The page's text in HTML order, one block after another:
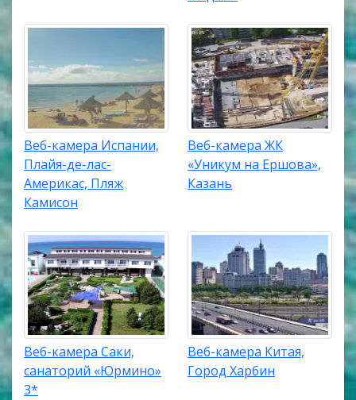
Веб-камера Испании,
Плайя-де-лас-
Америкас, Пляж
Камисон
Веб-камера ЖК
«Уникум на Ершова»,
Казань
Веб-камера Саки,
санаторий «Юрмино»
3*
Веб-камера Китая,
Город Харбин